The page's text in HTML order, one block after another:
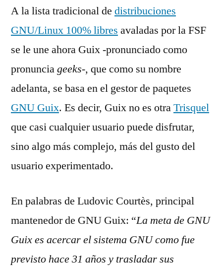
A la lista tradicional de distribuciones
GNU/Linux 100% libres avaladas por la FSF
se le une ahora Guix -pronunciado como
pronunciageeks-, que como su nombre
adelanta, se basa en el gestor de paquetes
GNU Guix. Es decir, Guix no es otraTrisquel
que casi cualquier usuario puede disfrutar,
sino algo más complejo, más del gusto del
usuario experimentado.
En palabras de Ludovic Courtès, principal
mantenedor de GNU Guix: “La meta de GNU
Guix es acercar el sistema GNU como fue
previsto hace 31 años y trasladar sus